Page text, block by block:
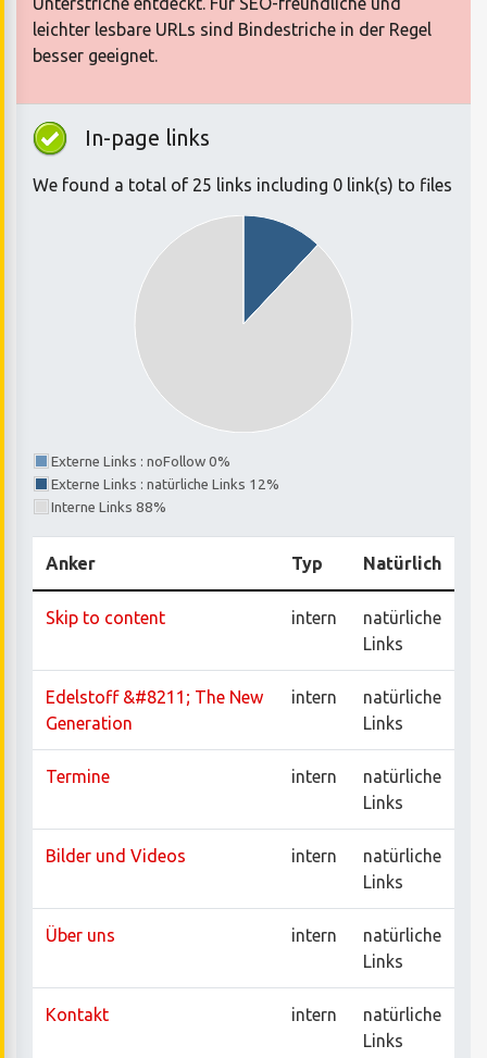
leichter lesbare URLs sind Bindestriche in der Regel
besser geeignet.
In-page links
We found a total of 25 links including 0 link(s) to files
Externe Links : noFollow 0%
Externe Links : natürliche Links 12%
Interne Links 88%
Anker Typ Natürlich
Skip to content intern
natürliche
Links
Edelstoff &#8211; The New
Generation
intern
natürliche
Links
Termine intern
natürliche
Links
Bilder und Videos intern
natürliche
Links
Über uns intern
natürliche
Links
Kontakt intern
natürliche
Links